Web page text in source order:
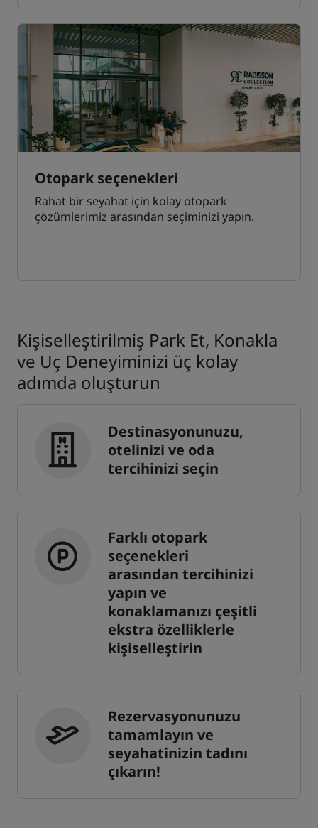
Otopark seçenekleri
Rahat bir seyahat için kolay otopark
çözümlerimiz arasından seçiminizi yapın.
Kişiselleştirilmiş Park Et, Konakla
ve Uç Deneyiminizi üç kolay
adımda oluşturun
Destinasyonunuzu,
otelinizi ve oda
tercihinizi seçin
Farklı otopark
seçenekleri
arasından tercihinizi
yapın ve
konaklamanızı çeşitli
ekstra özelliklerle
kişiselleştirin
Rezervasyonunuzu
tamamlayın ve
seyahatinizin tadını
çıkarın!